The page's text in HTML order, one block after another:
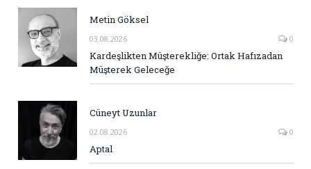
Metin Göksel
03.08.2026 0
Kardeşlikten Müşterekliğe: Ortak Hafızadan
Müşterek Geleceğe
Cüneyt Uzunlar
02.08.2026 0
Aptal